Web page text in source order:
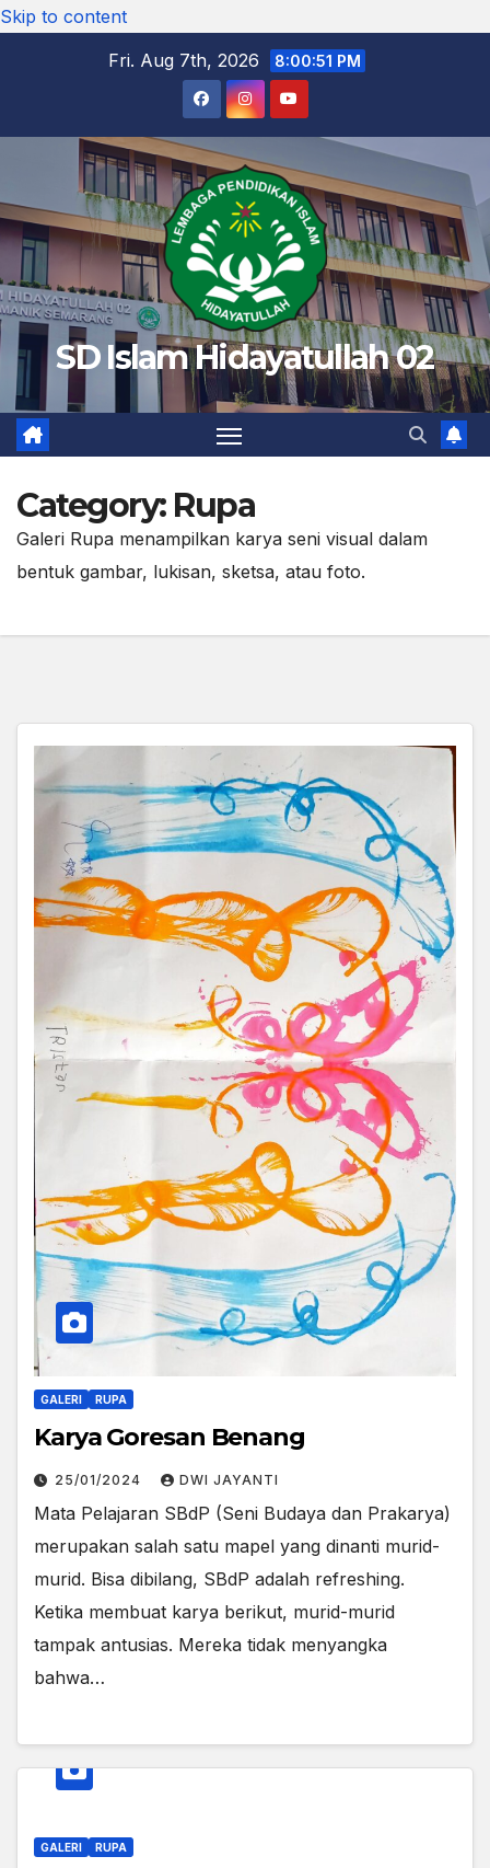
Skip to content
Fri. Aug 7th, 2026
8:00:52 PM
SD Islam Hidayatullah 02
Category: Rupa
Galeri Rupa menampilkan karya seni visual dalam
bentuk gambar, lukisan, sketsa, atau foto.
GALERI RUPA
Karya Goresan Benang
25/01/2024 DWI JAYANTI
Mata Pelajaran SBdP (Seni Budaya dan Prakarya)
merupakan salah satu mapel yang dinanti murid-
murid. Bisa dibilang, SBdP adalah refreshing.
Ketika membuat karya berikut, murid-murid
tampak antusias. Mereka tidak menyangka
bahwa…
GALERI RUPA